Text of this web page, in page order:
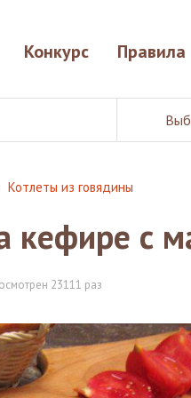
Конкурс Правила
Котлеты из говядины
кефире с
23111 раз